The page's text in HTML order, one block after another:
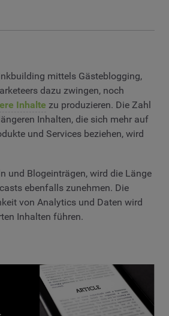
mittels Gästeblogging,
dazu zwingen, noch
Inhalte zu produzieren. Die Zahl
Inhalten, die sich mehr auf
und Services beziehen, wird
und Blogeinträgen, wird die Länge
ebenfalls zunehmen. Die
von Analytics und Daten wird
Inhalten führen.